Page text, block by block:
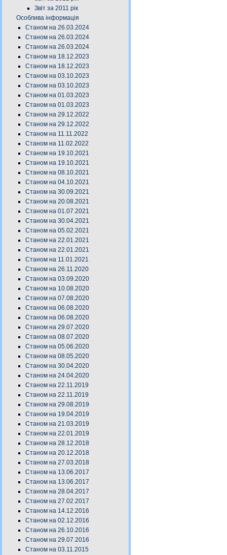
Звіт за 2011 рік
Особлива інформація
Станом на 26.03.2024
Станом на 26.03.2024
Станом на 26.03.2024
Станом на 18.12.2023
Станом на 18.12.2023
Станом на 03.10.2023
Станом на 03.10.2023
Станом на 01.03.2023
Станом на 01.03.2023
Станом на 29.12.2022
Станом на 29.12.2022
Станом на 11.11.2022
Станом на 11.02.2022
Станом на 19.10.2021
Станом на 19.10.2021
Станом на 08.10.2021
Станом на 04.10.2021
Станом на 30.09.2021
Станом на 20.08.2021
Станом на 01.07.2021
Станом на 30.04.2021
Станом на 05.02.2021
Станом на 22.01.2021
Станом на 22.01.2021
Станом на 11.01.2021
Станом на 26.11.2020
Станом на 03.09.2020
Станом на 10.08.2020
Станом на 07.08.2020
Станом на 06.08.2020
Станом на 06.08.2020
Станом на 29.07.2020
Станом на 08.07.2020
Станом на 05.06.2020
Станом на 08.05.2020
Станом на 30.04.2020
Станом на 24.04.2020
Станом на 22.11.2019
Станом на 22.11.2019
Станом на 29.08.2019
Станом на 19.04.2019
Станом на 21.03.2019
Станом на 22.01.2019
Станом на 28.12.2018
Станом на 20.12.2018
Станом на 27.03.2018
Станом на 13.06.2017
Станом на 13.06.2017
Станом на 28.04.2017
Станом на 27.02.2017
Станом на 14.12.2016
Станом на 02.12.2016
Станом на 26.10.2016
Станом на 29.07.2016
Станом на 03.11.2015